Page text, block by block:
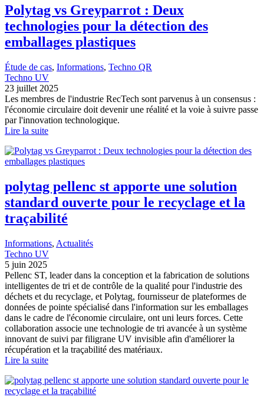
Polytag vs Greyparrot : Deux
technologies pour la détection des
emballages plastiques
Étude de cas, Informations, Techno QR
Techno UV
23 juillet 2025
Les membres de l'industrie RecTech sont parvenus à un consensus :
l'économie circulaire doit devenir une réalité et la voie à suivre passe
par l'innovation technologique.
Lire la suite
polytag pellenc st apporte une solution
standard ouverte pour le recyclage et la
traçabilité
Informations, Actualités
Techno UV
5 juin 2025
Pellenc ST, leader dans la conception et la fabrication de solutions
intelligentes de tri et de contrôle de la qualité pour l'industrie des
déchets et du recyclage, et Polytag, fournisseur de plateformes de
données de pointe spécialisé dans l'information sur les emballages
dans le cadre de l'économie circulaire, ont uni leurs forces. Cette
collaboration associe une technologie de tri avancée à un système
innovant de suivi par filigrane UV invisible afin d'améliorer la
récupération et la traçabilité des matériaux.
Lire la suite